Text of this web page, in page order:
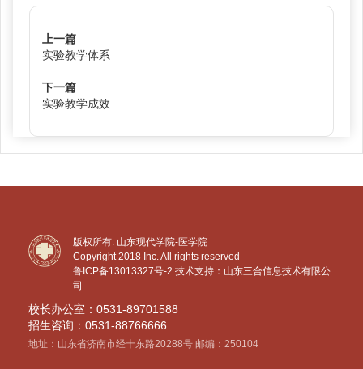
上一篇
实验教学体系
下一篇
实验教学成效
版权所有: 山东现代学院-医学院
Copyright 2018 Inc. All rights reserved
鲁ICP备13013327号-2 技术支持：山东三合信息技术有限公
司
校长办公室：0531-89701588
招生咨询：0531-88766666
地址：山东省济南市经十东路20288号 邮编：250104